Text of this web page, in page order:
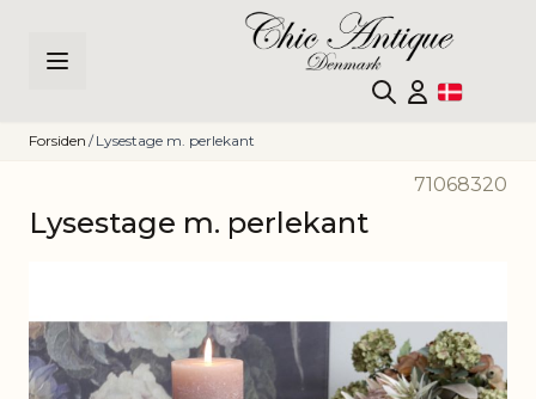
Forsiden / Lysestage m. perlekant
71068320
Lysestage m. perlekant